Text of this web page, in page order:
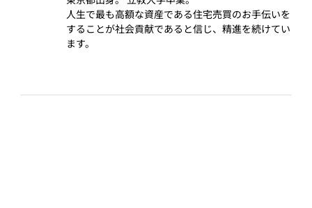
人生で最も高額な資産である住宅売買のお手伝いを
することが社会貢献であると信じ、精進を続けてい
ます。